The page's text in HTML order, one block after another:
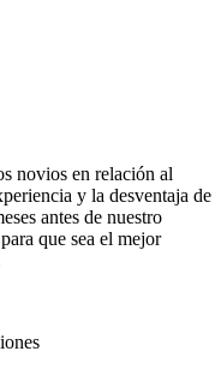
novios en relación al
y la desventaja de
antes de nuestro
que sea el mejor